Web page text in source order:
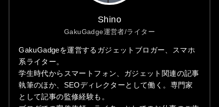
Shino
GakuGadge運営者/ライター
GakuGadgeを運営するガジェットブロガー、スマホ
系ライター。
学生時代からスマートフォン、ガジェット関連の記事
執筆のほか、SEOディレクターとして働く。専門家
として記事の監修経験も。